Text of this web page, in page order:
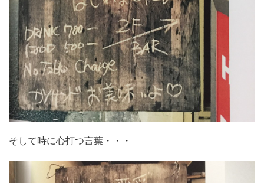
そして時に心打つ言葉・・・